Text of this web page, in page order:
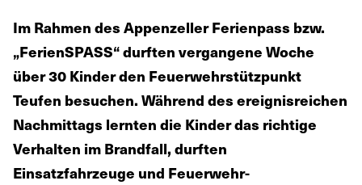
Im Rahmen des Appenzeller Ferienpass bzw.
„FerienSPASS“ durften vergangene Woche
über 30 Kinder den Feuerwehrstützpunkt
Teufen besuchen. Während des ereignisreichen
Nachmittags lernten die Kinder das richtige
Verhalten im Brandfall, durften
Einsatzfahrzeuge und Feuerwehr-